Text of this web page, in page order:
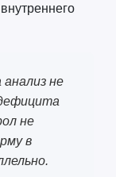
не
не
в